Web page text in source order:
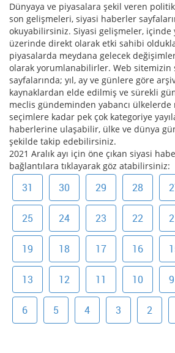
Dünyaya ve piyasalara şekil veren
son gelişmeleri, siyasi haberler
okuyabilirsiniz. Siyasi gelişmeler, içinde
üzerinde direkt olarak etki sahibi
piyasalarda meydana gelecek
olarak yorumlanabilirler. Web sitemizin
sayfalarında; yıl, ay ve günlere göre
kaynaklardan elde edilmiş ve sürekli
meclis gündeminden yabancı ülkelerde
seçimlere kadar pek çok kategoriye
haberlerine ulaşabilir, ülke ve dünya
şekilde takip edebilirsiniz.
2021 Aralık ayı için öne çıkan siyasi
bağlantılara tıklayarak göz atabilirsiniz:
31 30 29 28
25 24 23 22
19 18 17 16
13 12 11 10 9
6 5 4 3 2